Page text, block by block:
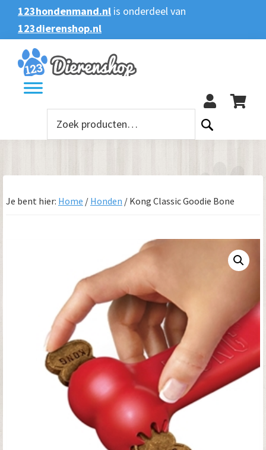
Spring
naar
de
hoofdnavigatie
Door
naar
de
hoofd
inhoud
Spring
naar
de
voettekst
123hondenmand.nl is onderdeel van
123dierenshop.nl
Zoeken
Zoeken
naar:
Je bent hier: Home / Honden / Kong Classic Goodie Bone